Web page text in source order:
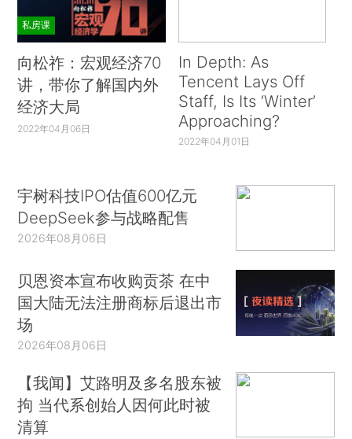
私房课
向松祚：宏观经济70
讲，带你了解国内外
经济大局
2022年04月06日
In Depth: As
Tencent Lays Off
Staff, Is Its ‘Winter’
Approaching?
2022年04月01日
宇树科技IPO估值600亿元
DeepSeek参与战略配售
2026年08月06日
贝恩资本宣布收购贡茶 在中
国大陆无法注册商标后退出市
场
2026年08月06日
【我闻】艾路明及多名股东被
拘 当代系创始人因何此时被
清算